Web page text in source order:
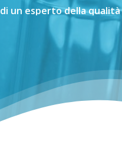
di un espertodellaqualità